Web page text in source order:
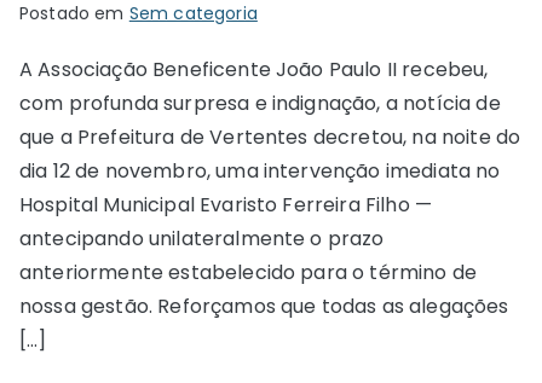
Postado em Sem categoria
A Associação Beneficente João Paulo II recebeu,
com profunda surpresa e indignação, a notícia de
que a Prefeitura de Vertentes decretou, na noite do
dia 12 de novembro, uma intervenção imediata no
Hospital Municipal Evaristo Ferreira Filho —
antecipando unilateralmente o prazo
anteriormente estabelecido para o término de
nossa gestão. Reforçamos que todas as alegações
[…]